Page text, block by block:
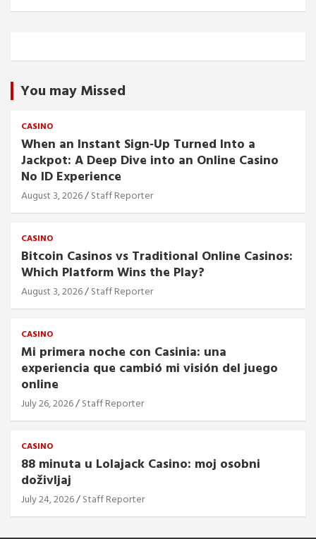
You may Missed
CASINO
When an Instant Sign‑Up Turned Into a
Jackpot: A Deep Dive into an Online Casino
No ID Experience
August 3, 2026 Staff Reporter
CASINO
Bitcoin Casinos vs Traditional Online Casinos:
Which Platform Wins the Play?
August 3, 2026 Staff Reporter
CASINO
Mi primera noche con Casinia: una
experiencia que cambió mi visión del juego
online
July 26, 2026 Staff Reporter
CASINO
88 minuta u Lolajack Casino: moj osobni
doživljaj
July 24, 2026 Staff Reporter